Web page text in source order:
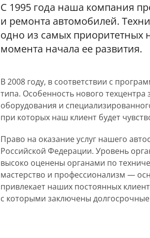
С 1995 года наша компания
и ремонта автомобилей.
одно из самых приоритетных
момента начала ее развития.
В 2008 году, в соответствии с
типа. Особенность нового
оборудования и
при которых наш клиент будет
Право на оказание услуг нашего
Российской Федерации. Уровень
высоко оценены органами по
мастерство и профессионализм —
привлекает наших постоянных
с которыми заключены